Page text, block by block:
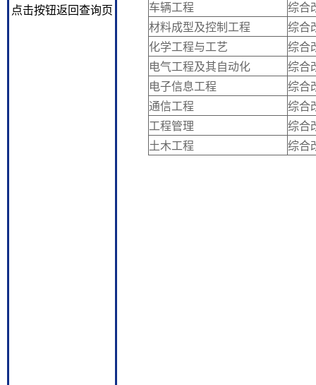
点击按钮返回查询页
车辆工程
综合
材料成型及控制工程
综合
化学工程与工艺
综合
电气工程及其自动化
综合
电子信息工程
综合
通信工程
综合
工程管理
综合
土木工程
综合